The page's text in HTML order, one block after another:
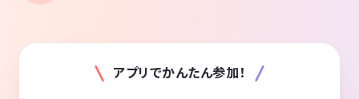
アプリでかんたん参加！